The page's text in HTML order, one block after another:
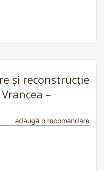
și reconstrucție
–
adaugă o recomandare